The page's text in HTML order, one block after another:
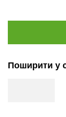
Поширити у